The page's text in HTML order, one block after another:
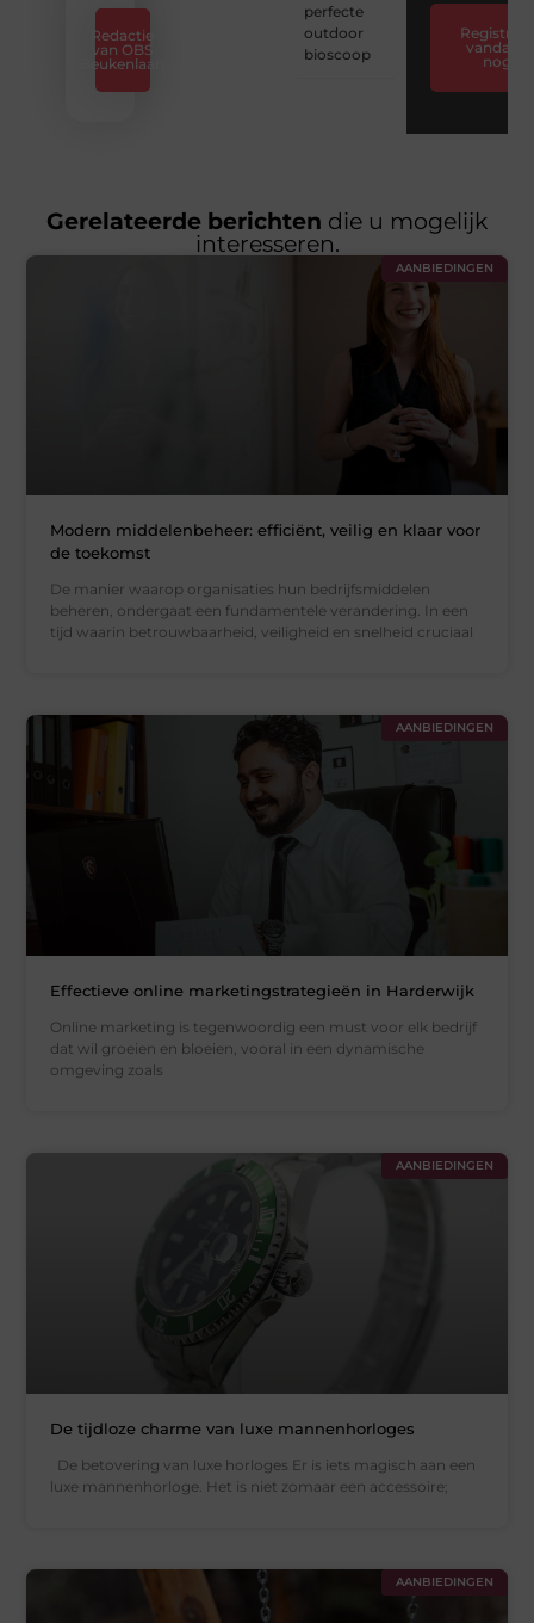
Redactie
van OBS
Beukenlaan
perfecte
outdoor
bioscoop
Registreer
vandaag
nog
Gerelateerde berichten die u mogelijk
interesseren.
AANBIEDINGEN
Modern middelenbeheer: efficiënt, veilig en klaar voor
de toekomst
De manier waarop organisaties hun bedrijfsmiddelen
beheren, ondergaat een fundamentele verandering. In een
tijd waarin betrouwbaarheid, veiligheid en snelheid cruciaal
AANBIEDINGEN
Effectieve online marketingstrategieën in Harderwijk
Online marketing is tegenwoordig een must voor elk bedrijf
dat wil groeien en bloeien, vooral in een dynamische
omgeving zoals
AANBIEDINGEN
De tijdloze charme van luxe mannenhorloges
De betovering van luxe horloges Er is iets magisch aan een
luxe mannenhorloge. Het is niet zomaar een accessoire;
AANBIEDINGEN